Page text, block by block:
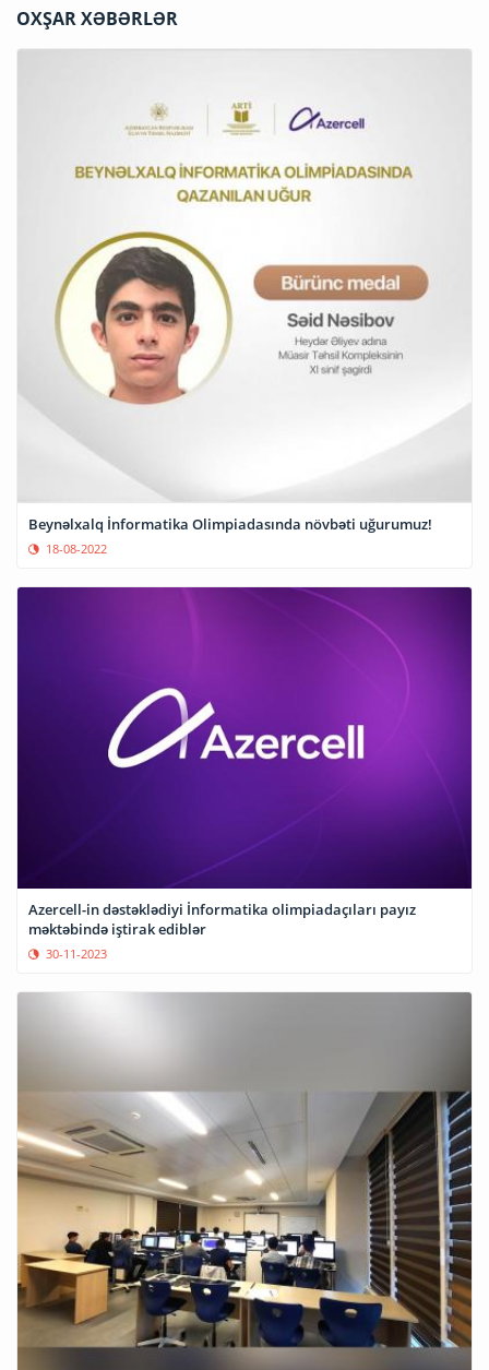
OXŞAR XƏBƏRLƏR
Beynəlxalq İnformatika Olimpiadasında növbəti uğurumuz!
18-08-2022
Azercell-in dəstəklədiyi İnformatika olimpiadaçıları payız
məktəbində iştirak ediblər
30-11-2023